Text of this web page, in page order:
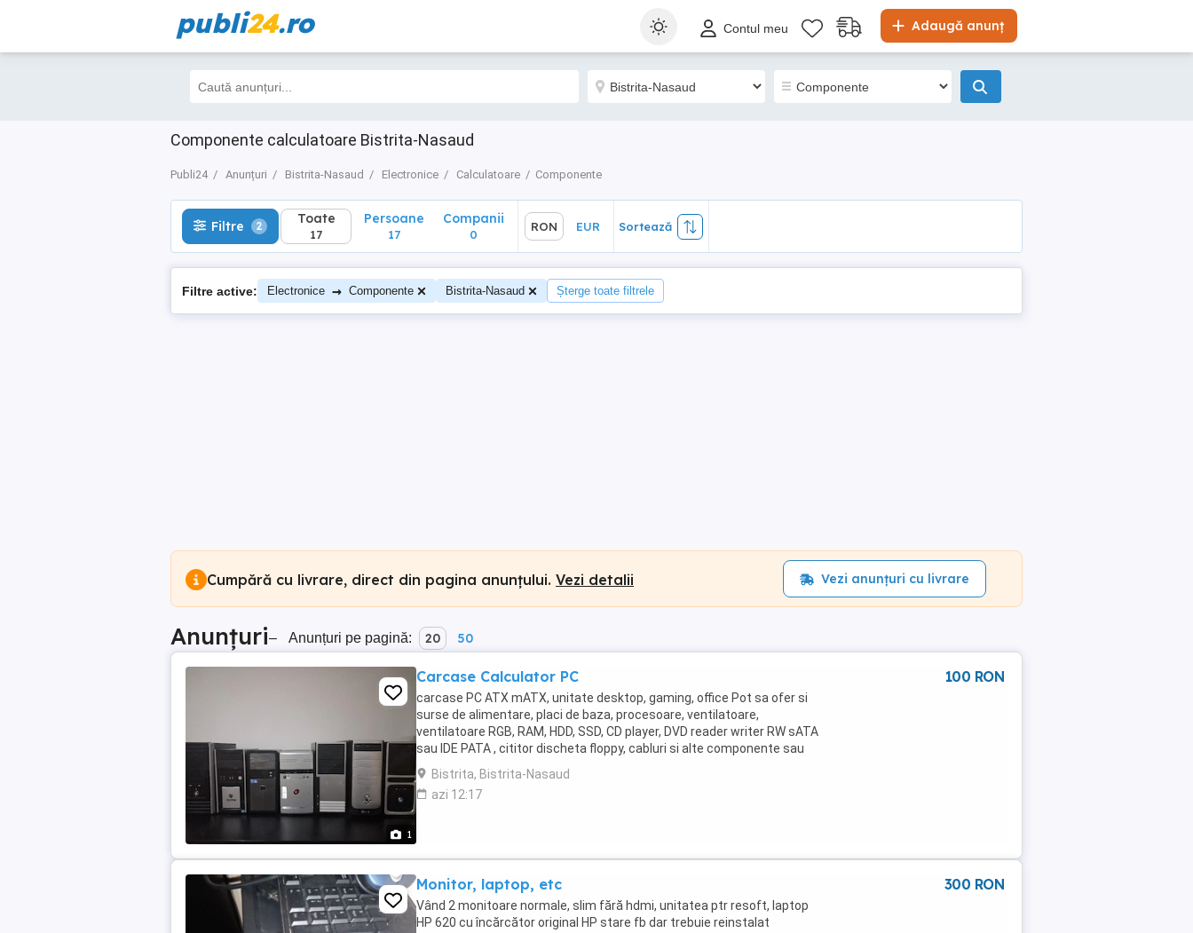
publi24.ro Adaugă anunț
Contul meu
Componente calculatoare Bistrita-Nasaud
Publi24 Anunțuri Bistrita-Nasaud Electronice Calculatoare Componente
Filtre 2 Toate
17
Sortează
Filtre 2 Toate
17
Persoane
17
Companii
0
RON EUR Sortează
Filtre active: Electronice → Componente Bistrita-Nasaud Șterge toate filtrele
Cumpără cu livrare, direct din pagina anunțului. Vezi detalii Vezi anunțuri cu livrare
Anunțuri– Anunțuri pe pagină: 20 50
1
Carcase Calculator PC
carcase PC ATX mATX, unitate desktop, gaming, office Pot sa ofer si
surse de alimentare, placi de baza, procesoare, ventilatoare,
ventilatoare RGB, RAM, HDD, SSD, CD player, DVD reader writer RW sATA
sau IDE PATA , cititor discheta floppy, cabluri si alte componente sau
periferice, tastaturi USB, ...
Bistrita, Bistrita-Nasaud
azi 12:17
100 RON
Monitor, laptop, etc
Vând 2 monitoare normale, slim fără hdmi, unitatea ptr resoft, laptop
HP 620 cu încărcător original HP stare fb dar trebuie reinstalat
300 RON